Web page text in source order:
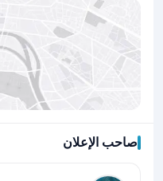
صاحب الإعلان